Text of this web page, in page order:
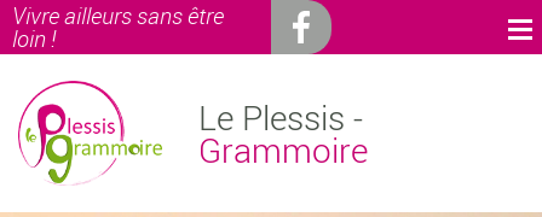
Vivre ailleurs sans être
loin !
Le Plessis -
Grammoire